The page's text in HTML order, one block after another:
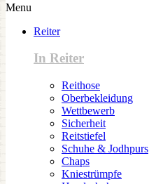
Menu
Reiter
In Reiter
Reithose
Oberbekleidung
Wettbewerb
Sicherheit
Reitstiefel
Schuhe & Jodhpurs
Chaps
Kniestrümpfe